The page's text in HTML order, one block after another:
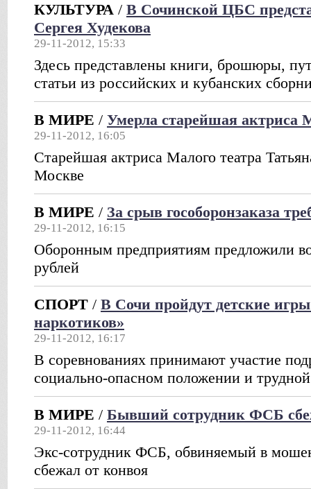
КУЛЬТУРА / В Сочинской ЦБС
Сергея Худекова
29-11-2012, 15:33
Здесь представлены книги, брошюры,
статьи из российских и кубанских
В МИРЕ / Умерла старейшая актриса
29-11-2012, 16:05
Старейшая актриса Малого театра
Москве
В МИРЕ / За срыв гособоронзаказа
29-11-2012, 16:15
Оборонным предприятиям предложили
рублей
СПОРТ / В Сочи пройдут детские
наркотиков»
29-11-2012, 16:17
В соревнованиях принимают участие
социально-опасном положении и
В МИРЕ / Бывший сотрудник ФСБ
29-11-2012, 16:44
Экс-сотрудник ФСБ, обвиняемый в
сбежал от конвоя